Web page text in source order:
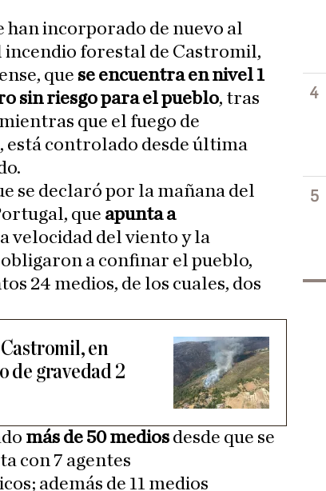
han incorporado de nuevo al
forestal de Castromil,
que se encuentra en nivel 1
sin riesgo para el pueblo, tras
que el fuego de
está controlado desde última
se declaró por la mañana del
que apunta a
velocidad del viento y la
a confinar el pueblo,
24 medios, de los cuales, dos
en
de gravedad 2
más de 50 medios desde que se
con 7 agentes
además de 11 medios